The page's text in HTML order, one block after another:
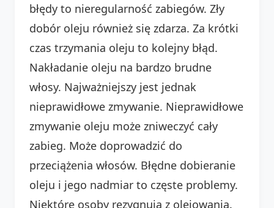
błędy to nieregularność zabiegów. Zły
dobór oleju również się zdarza. Za krótki
czas trzymania oleju to kolejny błąd.
Nakładanie oleju na bardzo brudne
włosy. Najważniejszy jest jednak
nieprawidłowe zmywanie. Nieprawidłowe
zmywanie oleju może zniweczyć cały
zabieg. Może doprowadzić do
przeciążenia włosów. Błędne dobieranie
oleju i jego nadmiar to częste problemy.
Niektóre osoby rezygnują z olejowania.